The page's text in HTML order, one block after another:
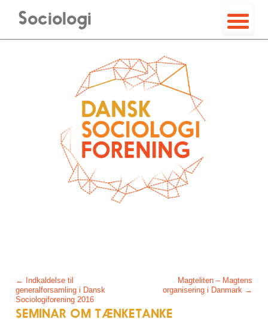
Sociologi
Post navigation
Magteliten – Magtens
organisering i Danmark →
←
Indkaldelse til
generalforsamling i Dansk
Sociologiforening 2016
SEMINAR OM TÆNKETANKE